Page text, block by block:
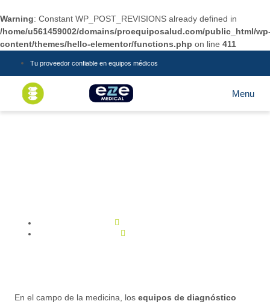
Warning: Constant WP_POST_REVISIONS already defined in
/home/u561459002/domains/proequiposalud.com/public_html/
content/themes/hello-elementor/functions.php on line 411
Tu proveedor confiable en equipos médicos
En el campo de la medicina, los equipos de diagnóstico